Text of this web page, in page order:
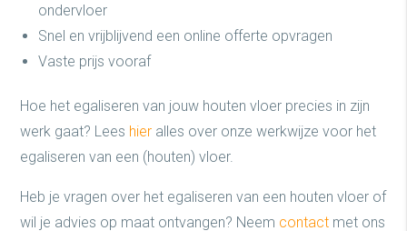
ondervloer
Snel en vrijblijvend een online offerte opvragen
Vaste prijs vooraf
Hoe het egaliseren van jouw houten vloer precies in zijn
werk gaat? Lees hier alles over onze werkwijze voor het
egaliseren van een (houten) vloer.
Heb je vragen over het egaliseren van een houten vloer of
wil je advies op maat ontvangen? Neem contact met ons